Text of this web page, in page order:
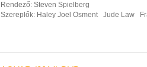
Rendező: Steven Spielberg
Szereplők: Haley Joel Osment Jude Law